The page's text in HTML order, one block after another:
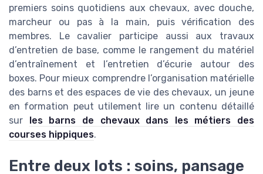
premiers soins quotidiens aux chevaux, avec douche,
marcheur ou pas à la main, puis vérification des
membres. Le cavalier participe aussi aux travaux
d’entretien de base, comme le rangement du matériel
d’entraînement et l’entretien d’écurie autour des
boxes. Pour mieux comprendre l’organisation matérielle
des barns et des espaces de vie des chevaux, un jeune
en formation peut utilement lire un contenu détaillé
sur les barns de chevaux dans les métiers des
courses hippiques.
Entre deux lots : soins, pansage